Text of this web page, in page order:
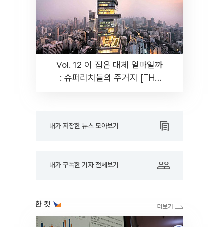
Vol. 12 이 집은 대체 얼마일까
: 슈퍼리치들의 주거지 [THE
내가 저장한 뉴스 모아보기
내가 구독한 기자 전체보기
한 컷